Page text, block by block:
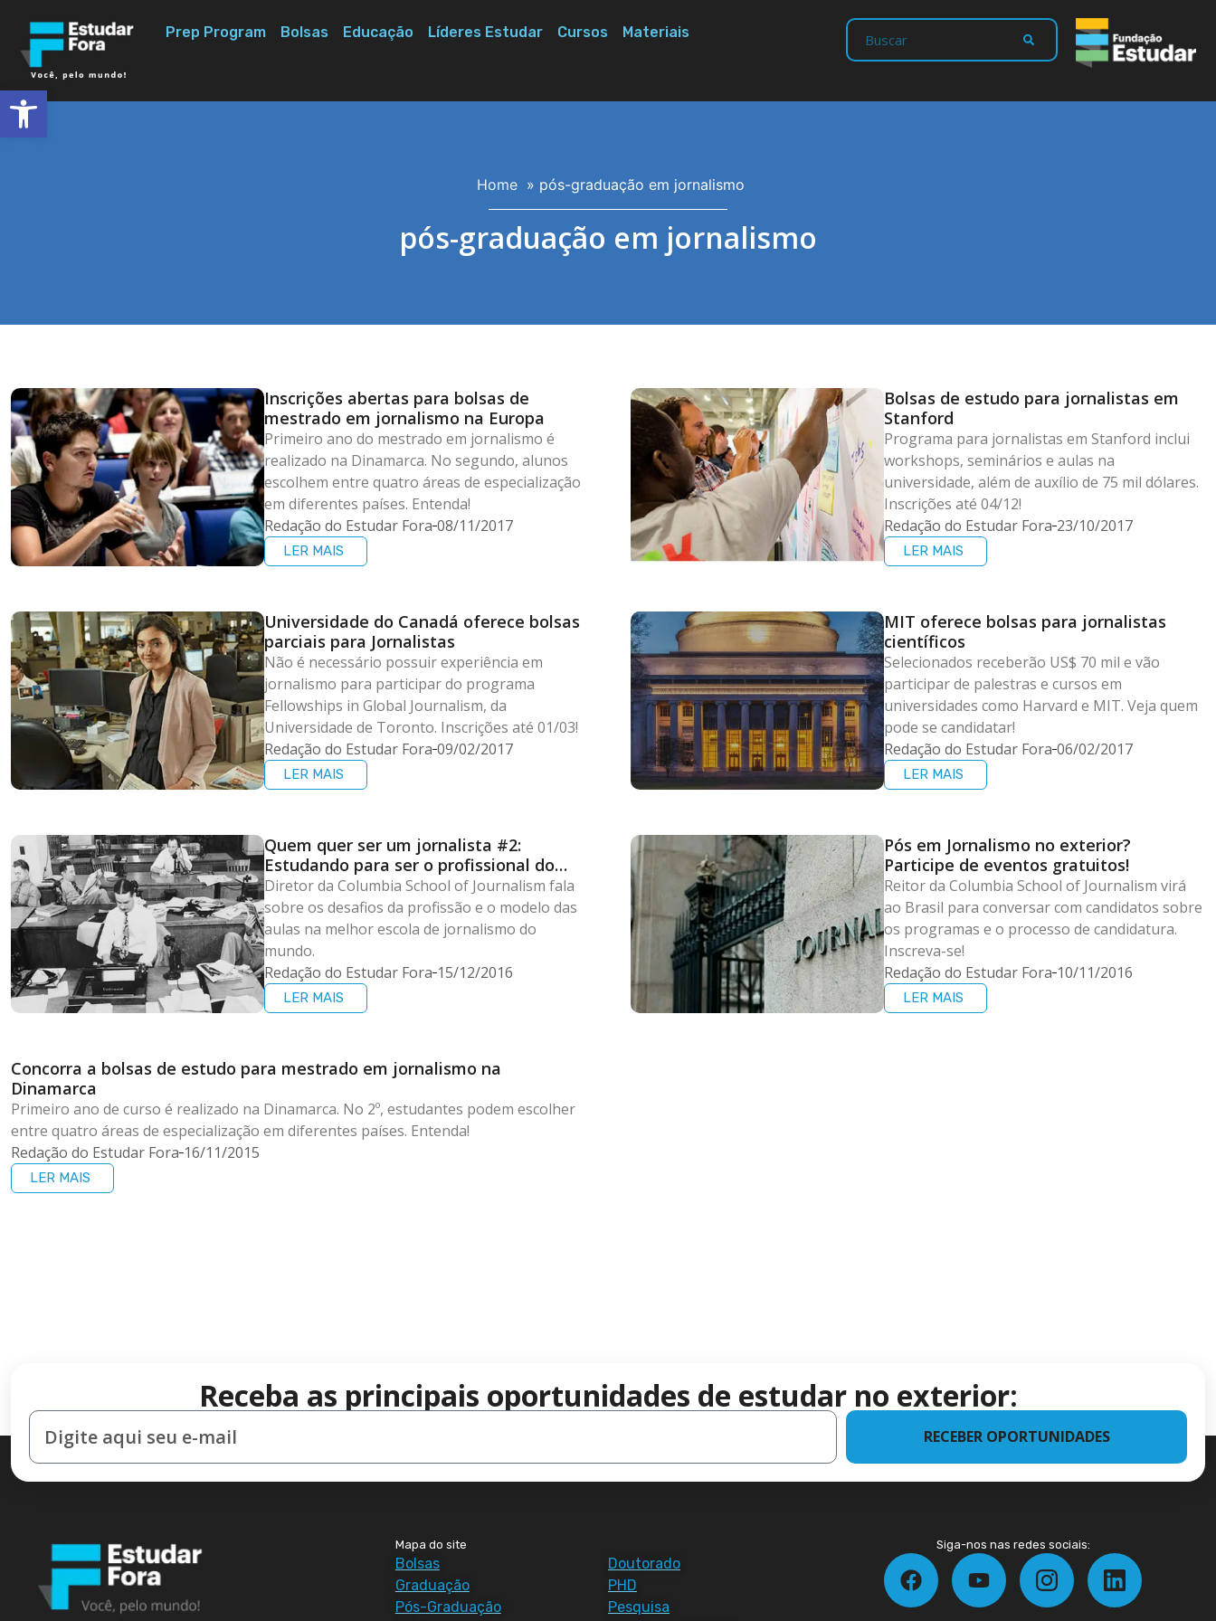
Prep Program Bolsas Educação Líderes Estudar Cursos Materiais
Home » pós-graduação em jornalismo
pós-graduação em jornalismo
Inscrições abertas para bolsas de
mestrado em jornalismo na Europa
Primeiro ano do mestrado em jornalismo é
realizado na Dinamarca. No segundo, alunos
escolhem entre quatro áreas de especialização
em diferentes países. Entenda!
Redação do Estudar Fora 08/11/2017
LER MAIS
Bolsas de estudo para jornalistas em
Stanford
Programa para jornalistas em Stanford inclui
workshops, seminários e aulas na
universidade, além de auxílio de 75 mil dólares.
Inscrições até 04/12!
Redação do Estudar Fora 23/10/2017
LER MAIS
Universidade do Canadá oferece bolsas
parciais para Jornalistas
Não é necessário possuir experiência em
jornalismo para participar do programa
Fellowships in Global Journalism, da
Universidade de Toronto. Inscrições até 01/03!
Redação do Estudar Fora 09/02/2017
LER MAIS
MIT oferece bolsas para jornalistas
científicos
Selecionados receberão US$ 70 mil e vão
participar de palestras e cursos em
universidades como Harvard e MIT. Veja quem
pode se candidatar!
Redação do Estudar Fora 06/02/2017
LER MAIS
Quem quer ser um jornalista #2:
Estudando para ser o profissional do
futuro
Diretor da Columbia School of Journalism fala
sobre os desafios da profissão e o modelo das
aulas na melhor escola de jornalismo do
mundo.
Redação do Estudar Fora 15/12/2016
LER MAIS
Pós em Jornalismo no exterior?
Participe de eventos gratuitos!
Reitor da Columbia School of Journalism virá
ao Brasil para conversar com candidatos sobre
os programas e o processo de candidatura.
Inscreva-se!
Redação do Estudar Fora 10/11/2016
LER MAIS
Concorra a bolsas de estudo para mestrado em jornalismo na
Dinamarca
Primeiro ano de curso é realizado na Dinamarca. No 2º, estudantes podem escolher
entre quatro áreas de especialização em diferentes países. Entenda!
Redação do Estudar Fora 16/11/2015
LER MAIS
Receba as principais oportunidades de estudar no exterior:
RECEBER OPORTUNIDADES
Mapa do site
Bolsas
Graduação
Pós-Graduação
Doutorado
PHD
Pesquisa
Siga-nos nas redes sociais:
Abrir a barra de ferramentas